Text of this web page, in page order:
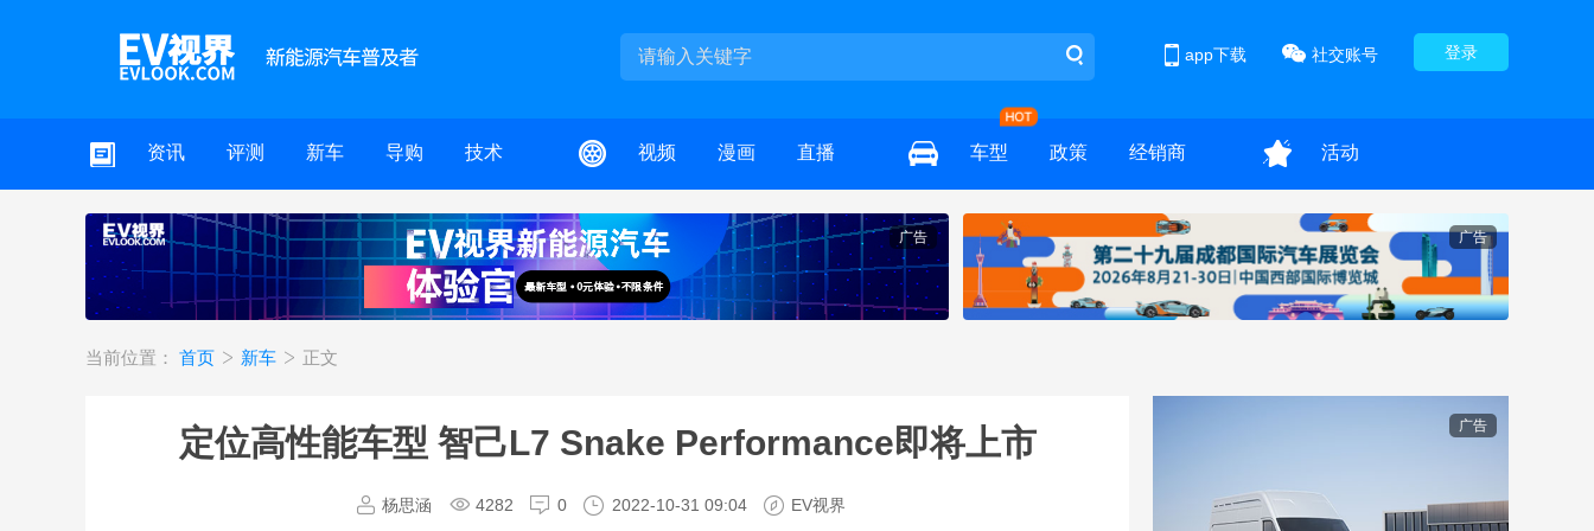
登录
社交账号
app下载
资讯 评测 新车 导购 技术 视频 漫画 直播 车型 政策 经销商 活动
广告 广告
当前位置： 首页 新车 正文
定位高性能车型 智己L7 Snake Performance即将上市
杨思涵 4282 0 2022-10-31 09:04 EV视界
广告